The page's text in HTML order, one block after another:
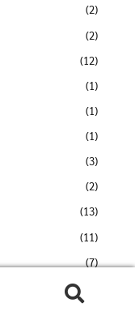
(2)
(2)
(12)
(1)
(1)
(1)
(3)
(2)
(13)
(11)
(7)